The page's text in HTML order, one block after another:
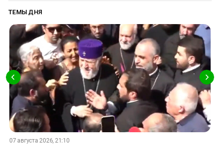
ТЕМЫ ДНЯ
07 августа 2026, 21:10